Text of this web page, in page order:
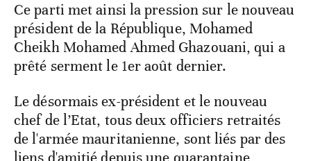
Ce parti met ainsi la pression sur le nouveau
président de la République, Mohamed
Cheikh Mohamed Ahmed Ghazouani, qui a
prêté serment le 1er août dernier.
Le désormais ex-président et le nouveau
chef de l’Etat, tous deux officiers retraités
de l'armée mauritanienne, sont liés par des